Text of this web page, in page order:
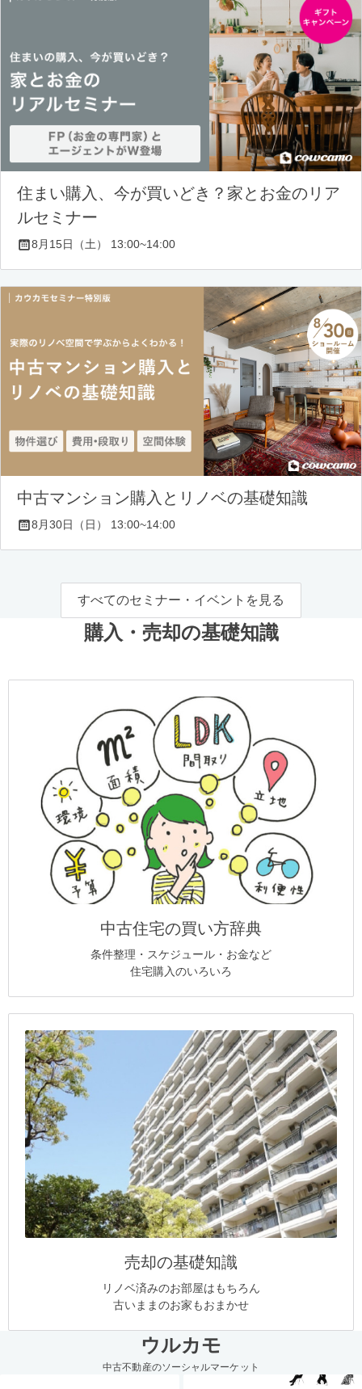
住まい購入、今が買いどき？家とお金のリア
ルセミナー
8月15日（土） 13:00~14:00
中古マンション購入とリノベの基礎知識
8月30日（日） 13:00~14:00
すべてのセミナー・イベントを見る
購入・売却の基礎知識
中古住宅の買い方辞典
条件整理・スケジュール・お金など
住宅購入のいろいろ
売却の基礎知識
リノベ済みのお部屋はもちろん
古いままのお家もおまかせ
ウルカモ
中古不動産のソーシャルマーケット